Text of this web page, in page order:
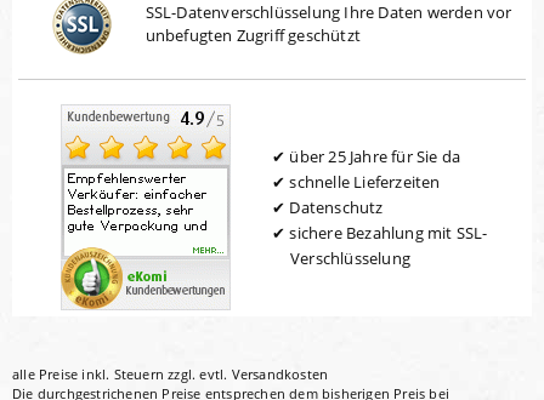
SSL-Datenverschlüsselung Ihre Daten werden vor
unbefugten Zugriff geschützt
über 25 Jahre für Sie da
schnelle Lieferzeiten
Datenschutz
sichere Bezahlung mit SSL-
Verschlüsselung
alle Preise inkl. Steuern zzgl. evtl. Versandkosten
Die durchgestrichenen Preise entsprechen dem bisherigen Preis bei